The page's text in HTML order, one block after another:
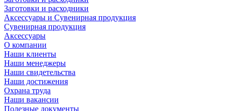
Заготовки и расходники
Аксессуары и Сувенирная продукция
Сувенирная продукция
Аксессуары
О компании
Наши клиенты
Наши менеджеры
Наши свидетельства
Наши достижения
Охрана труда
Наши вакансии
Полезные документы